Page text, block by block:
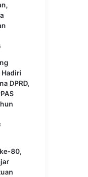
Hadiri
DPRD,
80,